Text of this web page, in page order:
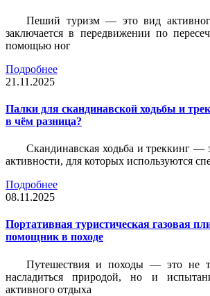
Пеший туризм — это вид
заключается в передвижении по
помощью ног
Подробнее
21.11.2025
Палки для скандинавской ходьбы и
в чём разница?
Скандинавская ходьба и треккинг —
активности, для которых используются
Подробнее
08.11.2025
Портативная туристическая газовая
помощник в походе
Путешествия и походы — это не
насладиться природой, но и
активного отдыха